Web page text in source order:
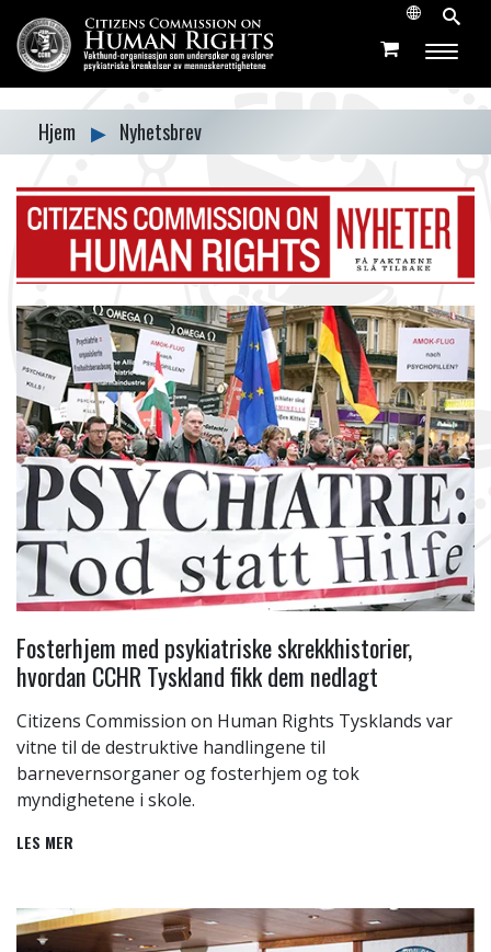
Hjem ▶ Nyhetsbrev
Fosterhjem med psykiatriske skrekkhistorier,
hvordan CCHR Tyskland fikk dem nedlagt
Citizens Commission on Human Rights Tysklands var
vitne til de destruktive handlingene til
barnevernsorganer og fosterhjem og tok
myndighetene i skole.
LES MER